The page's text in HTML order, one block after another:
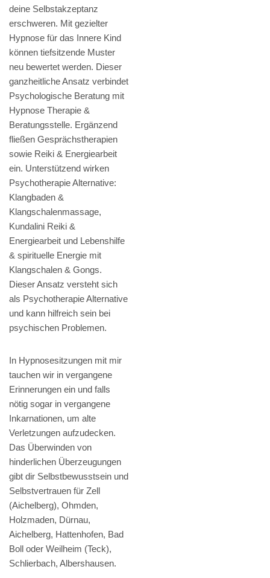
deine Selbstakzeptanz
erschweren. Mit gezielter
Hypnose für das Innere Kind
können tiefsitzende Muster
neu bewertet werden. Dieser
ganzheitliche Ansatz verbindet
Psychologische Beratung mit
Hypnose Therapie &
Beratungsstelle. Ergänzend
fließen Gesprächstherapien
sowie Reiki & Energiearbeit
ein. Unterstützend wirken
Psychotherapie Alternative:
Klangbaden &
Klangschalenmassage,
Kundalini Reiki &
Energiearbeit und Lebenshilfe
& spirituelle Energie mit
Klangschalen & Gongs.
Dieser Ansatz versteht sich
als Psychotherapie Alternative
und kann hilfreich sein bei
psychischen Problemen.
In Hypnosesitzungen mit mir
tauchen wir in vergangene
Erinnerungen ein und falls
nötig sogar in vergangene
Inkarnationen, um alte
Verletzungen aufzudecken.
Das Überwinden von
hinderlichen Überzeugungen
gibt dir Selbstbewusstsein und
Selbstvertrauen für Zell
(Aichelberg), Ohmden,
Holzmaden, Dürnau,
Aichelberg, Hattenhofen, Bad
Boll oder Weilheim (Teck),
Schlierbach, Albershausen.